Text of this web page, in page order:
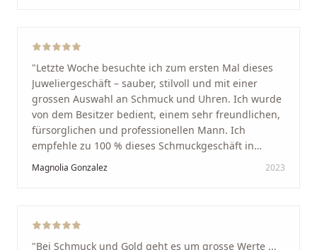
Arbeit und seine Kunden wirklich am Herzen liegen.
Service und echte Herzlichkeit schätzt, ist hier genau
richtig."
"Letzte Woche besuchte ich zum ersten Mal dieses
Juweliergeschäft – sauber, stilvoll und mit einer
grossen Auswahl an Schmuck und Uhren. Ich wurde
von dem Besitzer bedient, einem sehr freundlichen,
fürsorglichen und professionellen Mann. Ich
empfehle zu 100 % dieses Schmuckgeschäft in
Schaffhausen. Ich selbst war sehr zufrieden und
glücklich mit der Behandlung. Ich danke Ihnen – ich
Magnolia Gonzalez 2023
"Bei Schmuck und Gold geht es um grosse Werte ...